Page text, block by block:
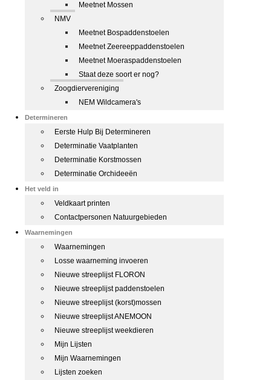
Meetnet Mossen
NMV
Meetnet Bospaddenstoelen
Meetnet Zeereeppaddenstoelen
Meetnet Moeraspaddenstoelen
Staat deze soort er nog?
Zoogdiervereniging
NEM Wildcamera's
Determineren
Eerste Hulp Bij Determineren
Determinatie Vaatplanten
Determinatie Korstmossen
Determinatie Orchideeën
Het veld in
Veldkaart printen
Contactpersonen Natuurgebieden
Waarnemingen
Waarnemingen
Losse waarneming invoeren
Nieuwe streeplijst FLORON
Nieuwe streeplijst paddenstoelen
Nieuwe streeplijst (korst)mossen
Nieuwe streeplijst ANEMOON
Nieuwe streeplijst weekdieren
Mijn Lijsten
Mijn Waarnemingen
Lijsten zoeken